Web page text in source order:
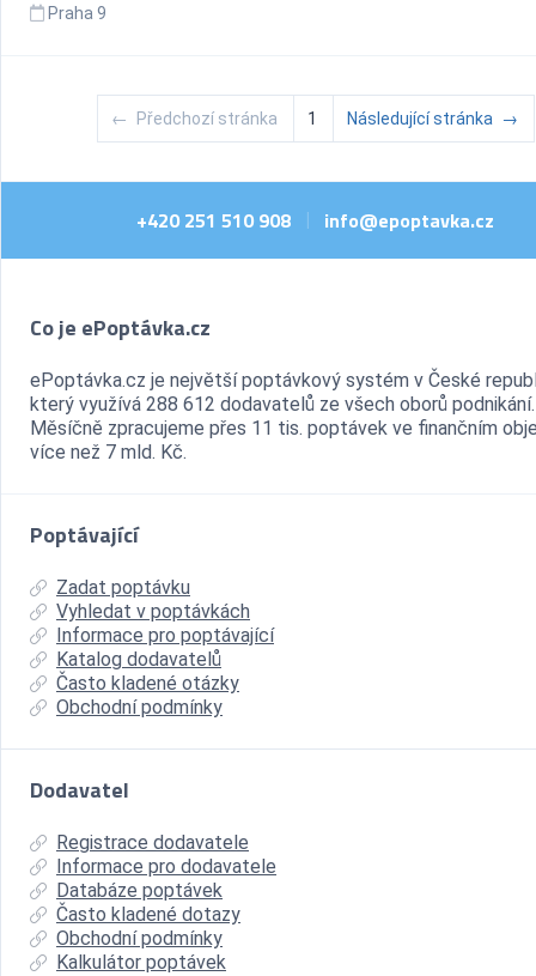
Praha 9
← Předchozí stránka 1 Následující stránka →
+420 251 510 908 info@epoptavka.cz
Co je ePoptávka.cz
ePoptávka.cz je největší poptávkový systém v České
který využívá 288 612 dodavatelů ze všech oborů podnikání.
Měsíčně zpracujeme přes 11 tis. poptávek ve finančním
více než 7 mld. Kč.
Poptávající
Zadat poptávku
Vyhledat v poptávkách
Informace pro poptávající
Katalog dodavatelů
Často kladené otázky
Obchodní podmínky
Dodavatel
Registrace dodavatele
Informace pro dodavatele
Databáze poptávek
Často kladené dotazy
Obchodní podmínky
Kalkulátor poptávek